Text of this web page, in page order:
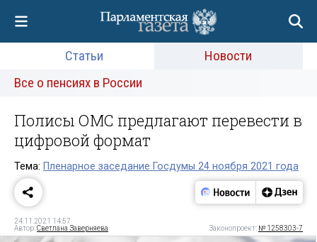
Статьи
Новости
Все о пенсиях в России
Полисы ОМС предлагают перевести в
цифровой формат
Тема: Пленарное заседание Госдумы 24 ноября 2021 года
24.11.2021 14:57
Автор:Светлана Заверняева Законопроект: № 1258303-7